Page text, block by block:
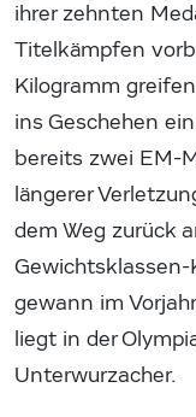
ihrer zehnten
Titelkämpfen
Kilogramm
ins Geschehen
bereits zwei EM-
längerer
dem Weg zurück
gewann im
liegt in der
Unterwurzacher.